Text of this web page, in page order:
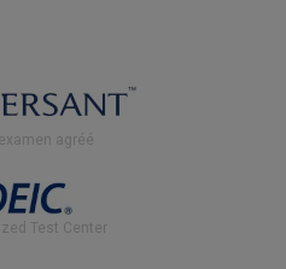
agréé
Test Center